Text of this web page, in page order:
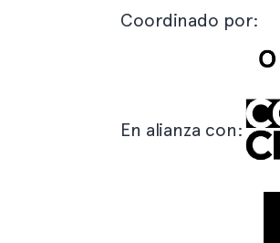
Coordinado por:
En alianza con: